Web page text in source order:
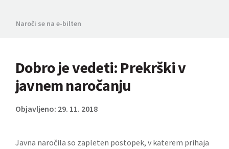
Naroči se na e-bilten
Dobro je vedeti: Prekrški v
javnem naročanju
Objavljeno: 29. 11. 2018
Javna naročila so zapleten postopek, v katerem prihaja